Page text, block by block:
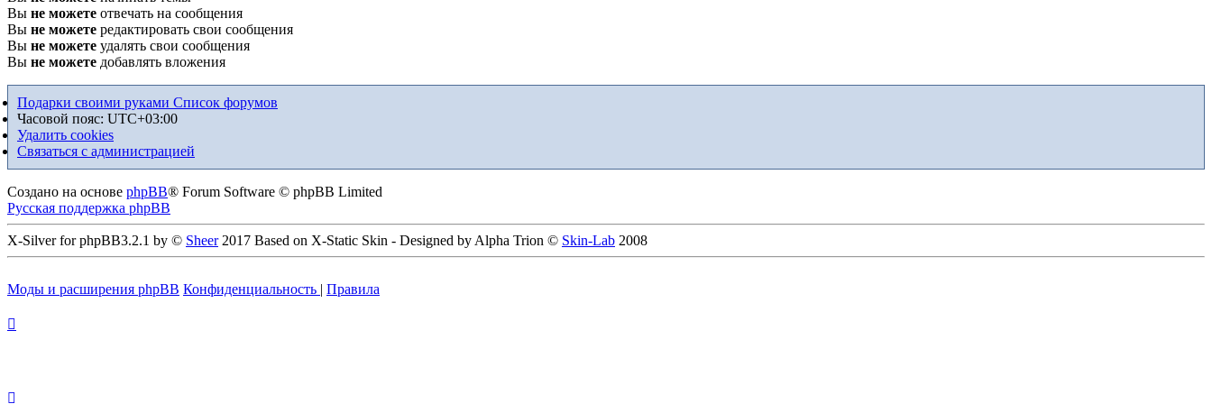
Вы не можете отвечать на сообщения
Вы не можете редактировать свои сообщения
Вы не можете удалять свои сообщения
Вы не можете добавлять вложения
Подарки своими руками Список форумов
Часовой пояс: UTC+03:00
Удалить cookies
Связаться с администрацией
Создано на основе phpBB® Forum Software © phpBB Limited
Русская поддержка phpBB
X-Silver for phpBB3.2.1 by © Sheer2017 Based on X-Static Skin - Designed by Alpha Trion © Skin-Lab 2008
Моды и расширения phpBB Конфиденциальность | Правила